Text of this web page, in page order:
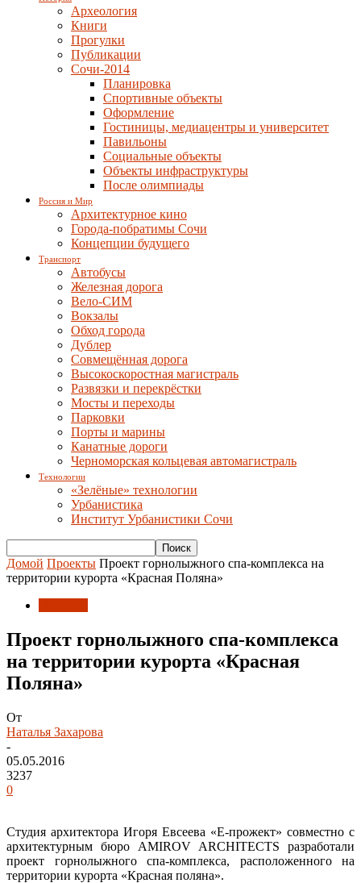
Археология
Книги
Прогулки
Публикации
Сочи-2014
Планировка
Спортивные объекты
Оформление
Гостиницы, медиацентры и университет
Павильоны
Социальные объекты
Объекты инфраструктуры
После олимпиады
Россия и Мир
Архитектурное кино
Города-побратимы Сочи
Концепции будущего
Транспорт
Автобусы
Железная дорога
Вело-СИМ
Вокзалы
Обход города
Дублер
Совмещённая дорога
Высокоскоростная магистраль
Развязки и перекрёстки
Мосты и переходы
Парковки
Порты и марины
Канатные дороги
Черноморская кольцевая автомагистраль
Технологии
«Зелёные» технологии
Урбанистика
Институт Урбанистики Сочи
Домой Проекты Проект горнолыжного спа-комплекса на
территории курорта «Красная Поляна»
Проект горнолыжного спа-комплекса
на территории курорта «Красная
Поляна»
От
Наталья Захарова
-
05.05.2016
3237
0
Студия архитектора Игоря Евсеева «Е-прожект» совместно с
архитектурным бюро AMIROV ARCHITECTS разработали
проект горнолыжного спа-комплекса, расположенного на
территории курорта «Красная поляна».